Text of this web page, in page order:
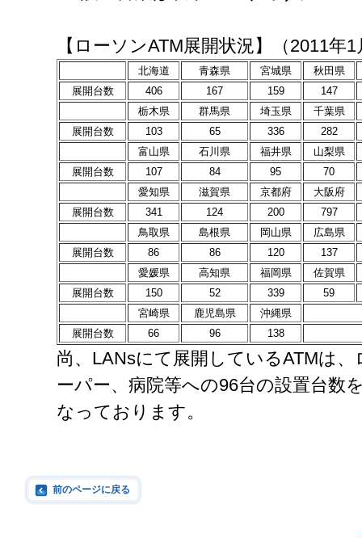
【ローソンATM展開状況】（2011年
北海道 青森県 宮城県
秋田県
展開台数
406 167 159
147
栃木県
群馬県 埼玉県
千葉県
展開台数
103 65 336
282
富山県
石川県 福井県
山梨県
展開台数
107 84 95
70
愛知県
滋賀県 京都府
大阪府
展開台数
341 124 200
797
鳥取県
島根県 岡山県
広島県
展開台数
86 86 120
137
愛媛県
高知県 福岡県
佐賀県
展開台数
150 52 339
59
宮崎県
鹿児島県
沖縄県
展開台数
66 96 138
尚、LANsにて展開しているATMは
ーパー、病院等への96台の設置台数
なっております。
前のページに戻る